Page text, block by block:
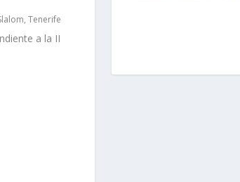
, Tenerife
a la II